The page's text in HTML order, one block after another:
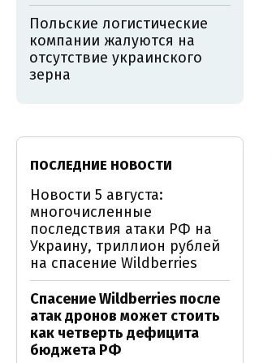
Польские логистические
компании жалуются на
отсутствие украинского
зерна
ПОСЛЕДНИЕ НОВОСТИ
Новости 5 августа:
многочисленные
последствия атаки РФ на
Украину, триллион рублей
на спасение Wildberries
Спасение Wildberries после
атак дронов может стоить
как четверть дефицита
бюджета РФ